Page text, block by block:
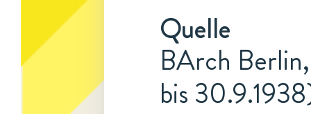
Quelle
BArch
bis